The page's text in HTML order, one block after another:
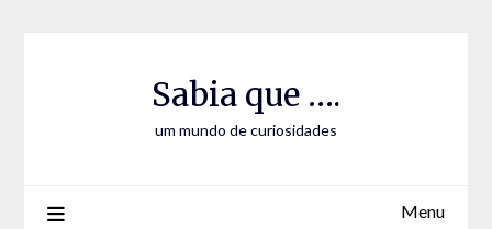
Sabia que ….
um mundo de curiosidades
Menu